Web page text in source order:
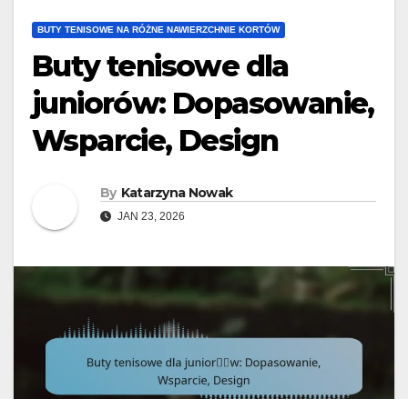
BUTY TENISOWE NA RÓŻNE NAWIERZCHNIE KORTÓW
Buty tenisowe dla
juniorów: Dopasowanie,
Wsparcie, Design
By Katarzyna Nowak
JAN 23, 2026